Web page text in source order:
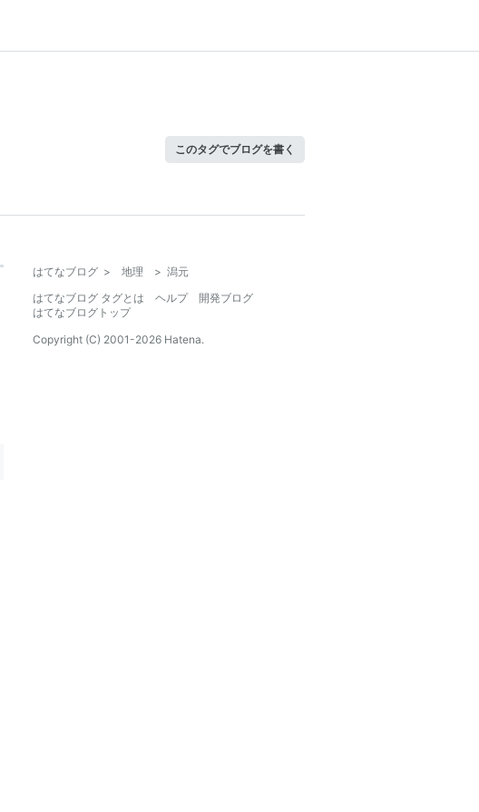
このタグでブログを書く
はてなブログ > 地理 > 潟元
はてなブログ タグとは
ヘルプ
開発ブログ
はてなブログトップ
Copyright (C) 2001-2026 Hatena.